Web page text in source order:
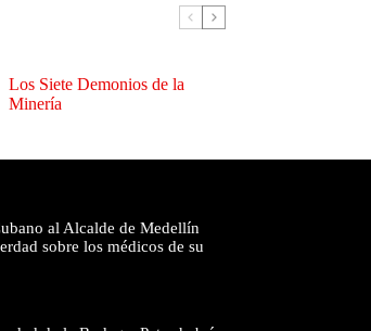
Los Siete Demonios de la
Minería
al Alcalde de Medellín
sobre los médicos de su